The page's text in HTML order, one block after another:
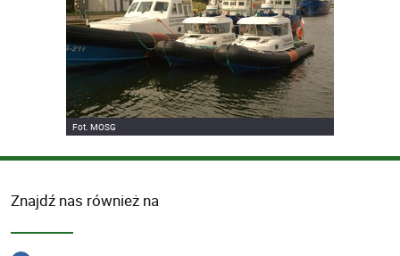
Fot. MOSG
Znajdź nas również na